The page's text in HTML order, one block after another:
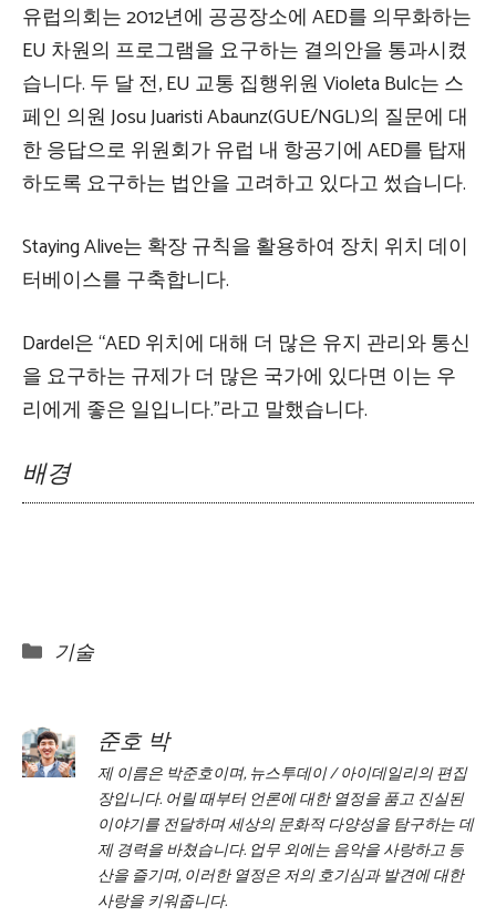
유럽의회는 2012년에 공공장소에 AED를 의무화하는
EU 차원의 프로그램을 요구하는 결의안을 통과시켰
습니다. 두 달 전, EU 교통 집행위원 Violeta Bulc는 스
페인 의원 Josu Juaristi Abaunz(GUE/NGL)의 질문에 대
한 응답으로 위원회가 유럽 내 항공기에 AED를 탑재
하도록 요구하는 법안을 고려하고 있다고 썼습니다.
Staying Alive는 확장 규칙을 활용하여 장치 위치 데이
터베이스를 구축합니다.
Dardel은 “AED 위치에 대해 더 많은 유지 관리와 통신
을 요구하는 규제가 더 많은 국가에 있다면 이는 우
리에게 좋은 일입니다.”라고 말했습니다.
배경
Categories
기술
준호 박
제 이름은 박준호이며, 뉴스투데이 / 아이데일리의 편집
장입니다. 어릴 때부터 언론에 대한 열정을 품고 진실된
이야기를 전달하며 세상의 문화적 다양성을 탐구하는 데
제 경력을 바쳤습니다. 업무 외에는 음악을 사랑하고 등
산을 즐기며, 이러한 열정은 저의 호기심과 발견에 대한
사랑을 키워줍니다.